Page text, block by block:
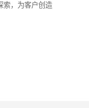
索，为客户创造